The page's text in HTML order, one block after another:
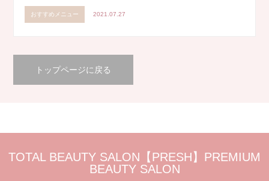
おすすめメニュー 2021.07.27
トップページに戻る
TOTAL BEAUTY SALON【PRESH】PREMIUM
BEAUTY SALON